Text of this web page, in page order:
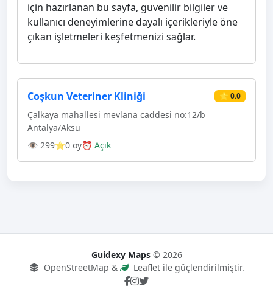
için hazırlanan bu sayfa, güvenilir bilgiler ve
kullanıcı deneyimlerine dayalı içerikleriyle öne
çıkan işletmeleri keşfetmenizi sağlar.
Coşkun Veteriner Kliniği ⭐ 0.0
Çalkaya mahallesi mevlana caddesi no:12/b
Antalya/Aksu
👁 299⭐0 oy⏰ Açık
Guidexy Maps© 2026
OpenStreetMap &
Leaflet ile güçlendirilmiştir.